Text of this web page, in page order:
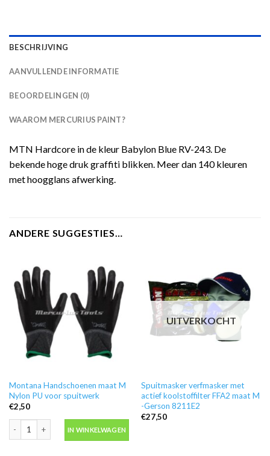
BESCHRIJVING
AANVULLENDE INFORMATIE
BEOORDELINGEN (0)
WAAROM MERCURIUS PAINT?
MTN Hardcore in de kleur Babylon Blue RV-243. De
bekende hoge druk graffiti blikken. Meer dan 140 kleuren
met hoogglans afwerking.
ANDERE SUGGESTIES…
Montana Handschoenen maat M
Nylon PU voor spuitwerk
€2,50
Montana Handschoenen maat M Nylon PU voor spuitwerk aantal
IN WINKELWAGEN
UITVERKOCHT
Spuitmasker verfmasker met
actief koolstoffilter FFA2 maat M
-Gerson 8211E2
€27,50